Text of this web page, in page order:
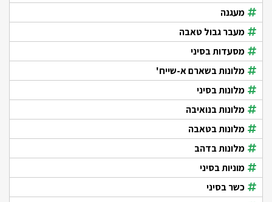
מעגנה
מעבר גבול טאבה
מסעדות בסיני
מלונות בשארם א-שייח'
מלונות בסיני
מלונות בנואיבה
מלונות בטאבה
מלונות בדהב
מוניות בסיני
כשר בסיני